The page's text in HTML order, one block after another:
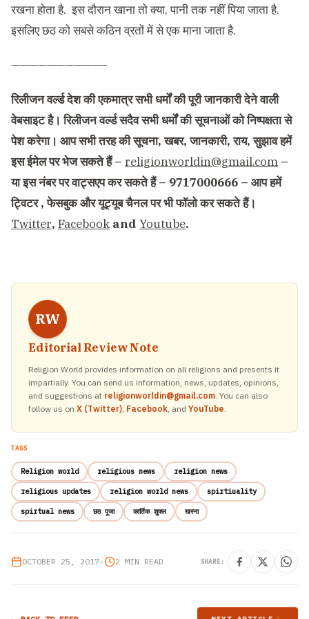
रखना होता है. इस दौरान खाना तो क्या, पानी तक नहीं पिया जाता है.
इसलिए छठ को सबसे कठिन व्रतों में से एक माना जाता है.
——————————–
रिलीजन वर्ल्ड देश की एकमात्र सभी धर्मों की पूरी जानकारी देने वाली
वेबसाइट है। रिलीजन वर्ल्ड सदैव सभी धर्मों की सूचनाओं को निष्पक्षता से
पेश करेगा। आप सभी तरह की सूचना, खबर, जानकारी, राय, सुझाव हमें
इस ईमेल पर भेज सकते हैं – religionworldin@gmail.com –
या इस नंबर पर वाट्सएप कर सकते हैं – 9717000666 – आप हमें
ट्विटर , फेसबुक और यूट्यूब चैनल पर भी फॉलो कर सकते हैं।
Twitter, Facebook and Youtube.
RW
Editorial Review Note
Religion World provides information on all religions and presents it
impartially. You can send us information, news, updates, opinions,
and suggestions at religionworldin@gmail.com . You can also
follow us on X (Twitter) Facebook , and YouTube
TAGS
Religion world religious news religion news
religious updates religion world news spirtiuality
spirtual news छठ पूजा कार्तिक शुक्ल खरना
OCTOBER 25, 2017• 2 MIN READ SHARE: